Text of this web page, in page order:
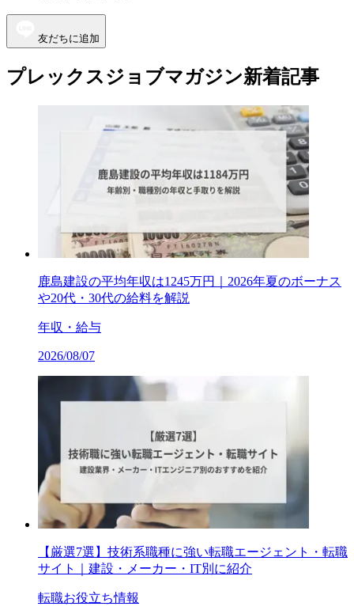
友だちに追加
プレックスジョブマガジン新着記事
鹿島建設の平均年収は1245万円｜2026年夏のボーナス
や20代・30代の給料を解説
年収・給与
2026/08/07
【厳選7選】技術系職種に強い転職エージェント・転職
サイト｜建設・メーカー・IT別に紹介
転職お役立ち情報